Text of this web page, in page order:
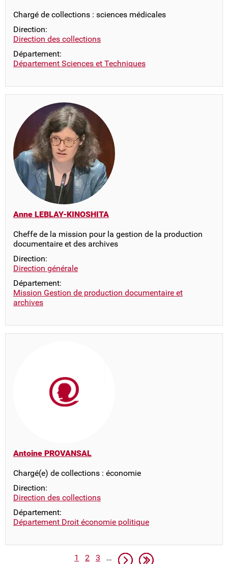
Chargé de collections : sciences médicales
Direction:
Direction des collections
Département:
Département Sciences et Techniques
Anne LEBLAY-KINOSHITA
Cheffe de la mission pour la gestion de la production
documentaire et des archives
Direction:
Direction générale
Département:
Mission Gestion de production documentaire et
archives
Antoine PROVANSAL
Chargé(e) de collections : économie
Direction:
Direction des collections
Département:
Département Droit économie politique
Pagination
Page
1 Page
2 Page
3 … Page suivante
Dernière page